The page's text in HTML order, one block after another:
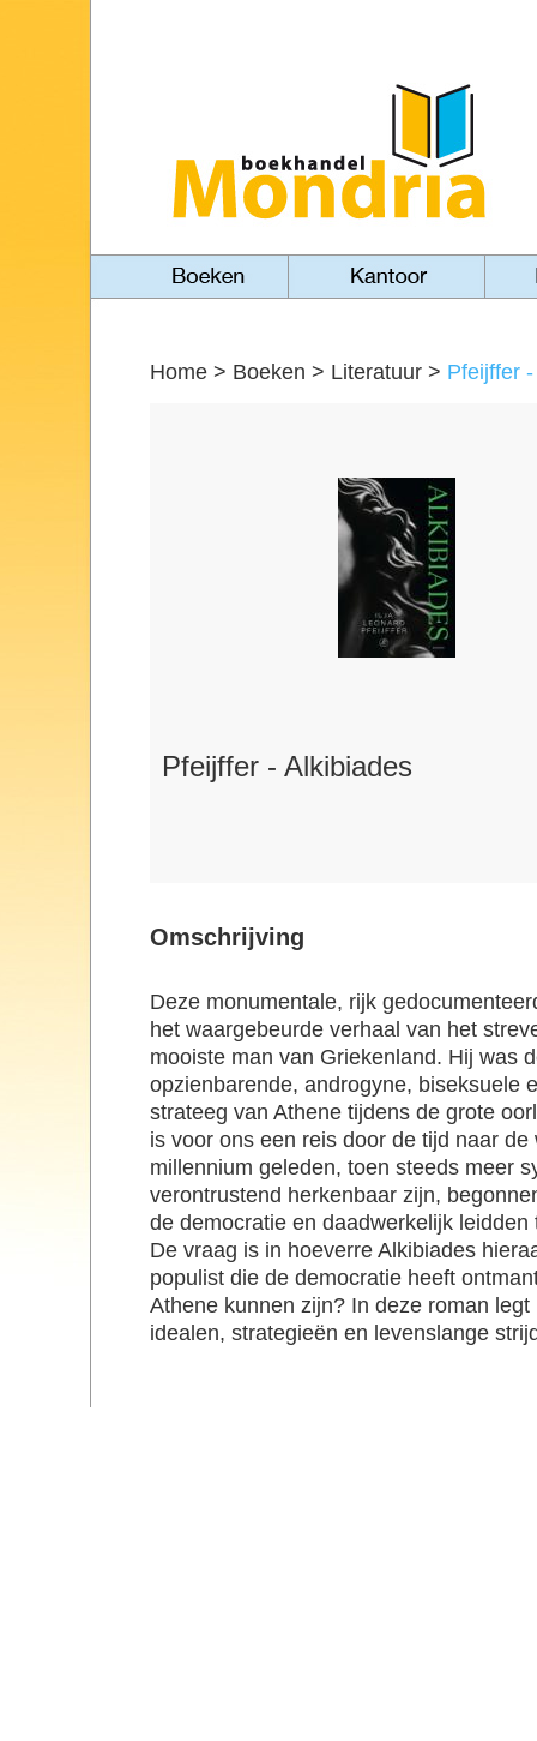
Home > Boeken > Literatuur > Pfeijffer
Pfeijffer - Alkibiades
Omschrijving
Deze monumentale, rijk
het waargebeurde verhaal van het
mooiste man van Griekenland. Hij was
opzienbarende, androgyne, biseksuele
strateeg van Athene tijdens de grote
is voor ons een reis door de tijd naar
millennium geleden, toen steeds meer
verontrustend herkenbaar zijn,
de democratie en daadwerkelijk
De vraag is in hoeverre Alkibiades
populist die de democratie heeft
Athene kunnen zijn? In deze roman
idealen, strategieën en levenslange